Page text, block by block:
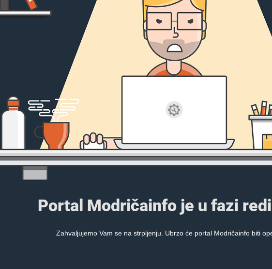
Portal Modričainfo je u fazi
Zahvaljujemo Vam se na strpljenju. Ubrzo će portal Modričainfo biti